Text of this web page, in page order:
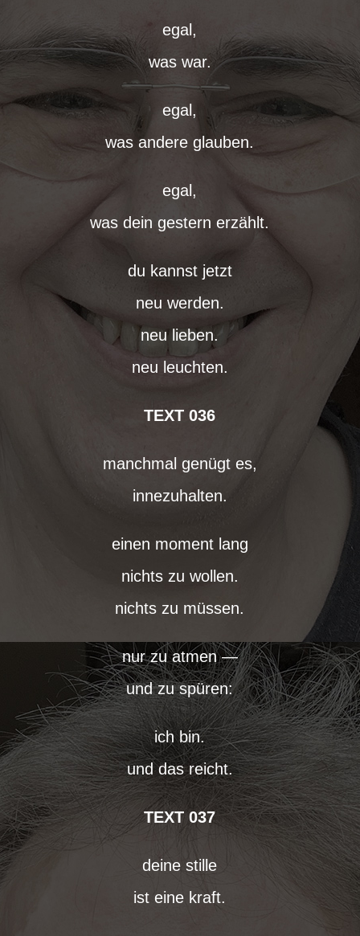
egal,
was war.
egal,
was andere glauben.
egal,
was dein gestern erzählt.
du kannst jetzt
neu werden.
neu lieben.
neu leuchten.
TEXT 036
manchmal genügt es,
innezuhalten.
einen moment lang
nichts zu wollen.
nichts zu müssen.
nur zu atmen —
und zu spüren:
ich bin.
und das reicht.
TEXT 037
deine stille
ist eine kraft.